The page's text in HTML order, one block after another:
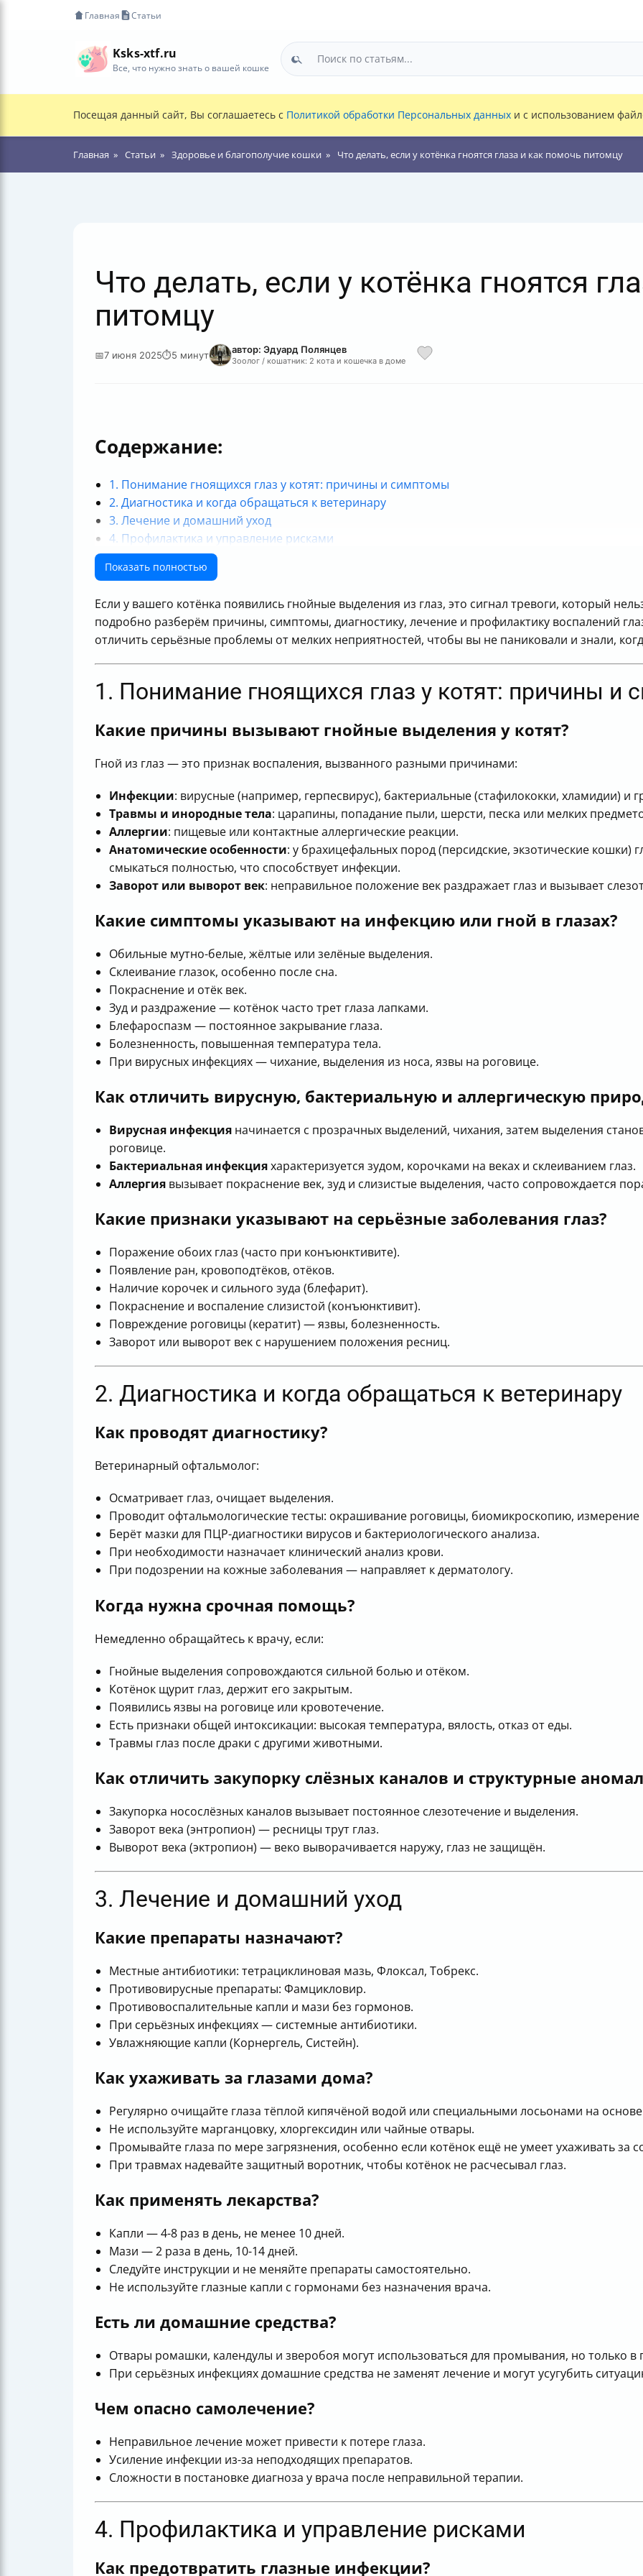
Главная Статьи
Ksks-xtf.ru
Все, что нужно знать о вашей кошке
Посещая данный сайт, Вы соглашаетесь с Политикой обработки Персональных данных и с использованием
Главная Статьи Здоровье и благополучие кошки Что делать, если у котёнка гноятся глаза и как помочь питомцу
Что делать, если у котёнка гноятся
питомцу
📅7 июня 2025⏱5 минут автор: Эдуард Полянцев
Зоолог / кошатник: 2 кота и кошечка в доме
Содержание:
1. Понимание гноящихся глаз у котят: причины и симптомы
2. Диагностика и когда обращаться к ветеринару
3. Лечение и домашний уход
4. Профилактика и управление рисками
5. Травмы и инородные тела: что делать?
Итог: не играйте в доктора, будьте внимательны!
Показать полностью
Если у вашего котёнка появились гнойные выделения из глаз, это сигнал тревоги, который
подробно разберём причины, симптомы, диагностику, лечение и профилактику воспалений
отличить серьёзные проблемы от мелких неприятностей, чтобы вы не паниковали и знали,
1. Понимание гноящихся глаз у котят: причины и
Какие причины вызывают гнойные выделения у котят?
Гной из глаз — это признак воспаления, вызванного разными причинами:
Инфекции: вирусные (например, герпесвирус), бактериальные (стафилококки, хламидии) и
Травмы и инородные тела: царапины, попадание пыли, шерсти, песка или мелких
Аллергии: пищевые или контактные аллергические реакции.
Анатомические особенности: у брахицефальных пород (персидские, экзотические кошки)
смыкаться полностью, что способствует инфекции.
Заворот или выворот век: неправильное положение век раздражает глаз и вызывает
Какие симптомы указывают на инфекцию или гной в глазах?
Обильные мутно-белые, жёлтые или зелёные выделения.
Склеивание глазок, особенно после сна.
Покраснение и отёк век.
Зуд и раздражение — котёнок часто трет глаза лапками.
Блефароспазм — постоянное закрывание глаза.
Болезненность, повышенная температура тела.
При вирусных инфекциях — чихание, выделения из носа, язвы на роговице.
Как отличить вирусную, бактериальную и аллергическую
Вирусная инфекция начинается с прозрачных выделений, чихания, затем выделения
роговице.
Бактериальная инфекцияхарактеризуется зудом, корочками на веках и склеиванием глаз.
Аллергия вызывает покраснение век, зуд и слизистые выделения, часто сопровождается
Какие признаки указывают на серьёзные заболевания глаз?
Поражение обоих глаз (часто при конъюнктивите).
Появление ран, кровоподтёков, отёков.
Наличие корочек и сильного зуда (блефарит).
Покраснение и воспаление слизистой (конъюнктивит).
Повреждение роговицы (кератит) — язвы, болезненность.
Заворот или выворот век с нарушением положения ресниц.
2. Диагностика и когда обращаться к ветеринару
Как проводят диагностику?
Ветеринарный офтальмолог:
Осматривает глаз, очищает выделения.
Проводит офтальмологические тесты: окрашивание роговицы, биомикроскопию, измерение
Берёт мазки для ПЦР-диагностики вирусов и бактериологического анализа.
При необходимости назначает клинический анализ крови.
При подозрении на кожные заболевания — направляет к дерматологу.
Когда нужна срочная помощь?
Немедленно обращайтесь к врачу, если:
Гнойные выделения сопровождаются сильной болью и отёком.
Котёнок щурит глаз, держит его закрытым.
Появились язвы на роговице или кровотечение.
Есть признаки общей интоксикации: высокая температура, вялость, отказ от еды.
Травмы глаз после драки с другими животными.
Как отличить закупорку слёзных каналов и структурные
Закупорка носослёзных каналов вызывает постоянное слезотечение и выделения.
Заворот века (энтропион) — ресницы трут глаз.
Выворот века (эктропион) — веко выворачивается наружу, глаз не защищён.
3. Лечение и домашний уход
Какие препараты назначают?
Местные антибиотики: тетрациклиновая мазь, Флоксал, Тобрекс.
Противовирусные препараты: Фамцикловир.
Противовоспалительные капли и мази без гормонов.
При серьёзных инфекциях — системные антибиотики.
Увлажняющие капли (Корнергель, Систейн).
Как ухаживать за глазами дома?
Регулярно очищайте глаза тёплой кипячёной водой или специальными лосьонами на
Не используйте марганцовку, хлоргексидин или чайные отвары.
Промывайте глаза по мере загрязнения, особенно если котёнок ещё не умеет ухаживать за
При травмах надевайте защитный воротник, чтобы котёнок не расчесывал глаз.
Как применять лекарства?
Капли — 4-8 раз в день, не менее 10 дней.
Мази — 2 раза в день, 10-14 дней.
Следуйте инструкции и не меняйте препараты самостоятельно.
Не используйте глазные капли с гормонами без назначения врача.
Есть ли домашние средства?
Отвары ромашки, календулы и зверобоя могут использоваться для промывания, но только в
При серьёзных инфекциях домашние средства не заменят лечение и могут усугубить
Чем опасно самолечение?
Неправильное лечение может привести к потере глаза.
Усиление инфекции из-за неподходящих препаратов.
Сложности в постановке диагноза у врача после неправильной терапии.
4. Профилактика и управление рисками
Как предотвратить глазные инфекции?